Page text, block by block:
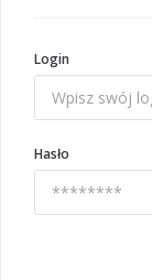
Login
Hasło